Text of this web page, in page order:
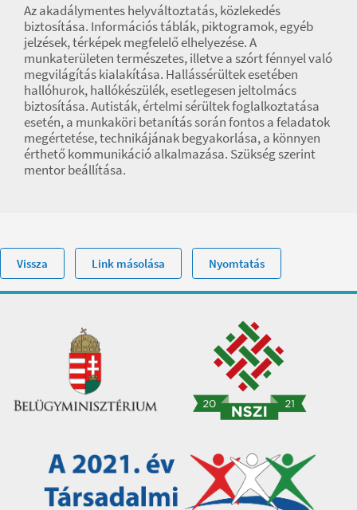
Az akadálymentes helyváltoztatás, közlekedés
biztosítása. Információs táblák, piktogramok, egyéb
jelzések, térképek megfelelő elhelyezése. A
munkaterületen természetes, illetve a szórt fénnyel való
megvilágítás kialakítása. Hallássérültek esetében
hallóhurok, hallókészülék, esetlegesen jeltolmács
biztosítása. Autisták, értelmi sérültek foglalkoztatása
esetén, a munkaköri betanítás során fontos a feladatok
megértetése, technikájának begyakorlása, a könnyen
érthető kommunikáció alkalmazása. Szükség szerint
mentor beállítása.
Vissza Link másolása Nyomtatás